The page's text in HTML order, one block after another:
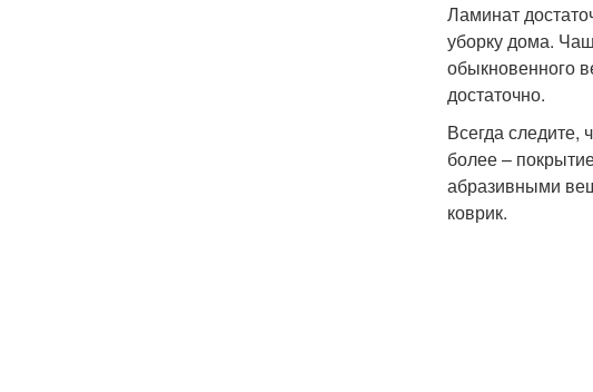
Ламинат
уборку дома.
обыкновенного
достаточно.
Всегда следите,
более –
абразивными
коврик.